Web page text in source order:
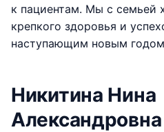
к пациентам. Мы с семьей
крепкого здоровья и
наступающим новым
Никитина Нина
Александровна